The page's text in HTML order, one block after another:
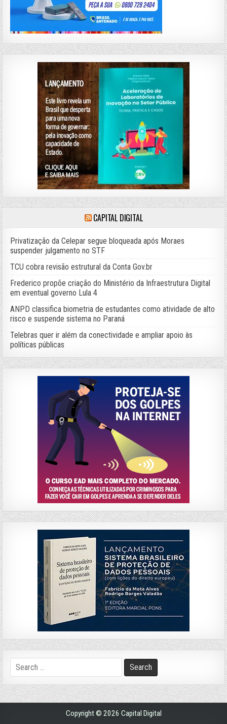
CAPITAL DIGITAL
Privatização da Celepar segue bloqueada após Moraes
suspender julgamento no STF
TCU cobra revisão estrutural da Conta Gov.br
Frederico propõe criação do Ministério da Infraestrutura Digital
em eventual governo Lula 4
ANPD classifica biometria de estudantes como atividade de alto
risco e suspende sistema no Paraná
Telebras quer ir além da conectividade e ampliar apoio às
políticas públicas
Search
for:
Copyright © 2026 Capital Digital